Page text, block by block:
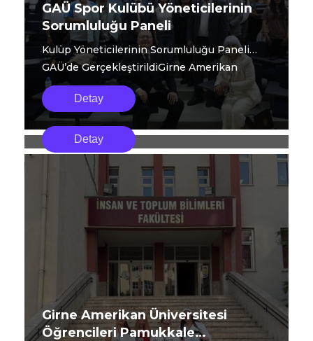
GAÜ Spor Kulübü Yöneticilerinin
Sorumluluğu Paneli
Kulüp Yöneticilerinin Sorumluluğu Paneli
GAÜ’de GerçekleştirildiGirne Amerikan
Üniversi...
Detay
Girne Amerikan Üniversitesi
Akademisyenleri Ege Üniversitesi
20. Kültürel Çalışmalar
Sempozyumu’na Katıldı
Girne American University akademisyenleri,
6–8 Mayıs 2026 tarihleri arasında Ege
University Edebiyat Fakültesi tarafından
düzenlenen 20. Kültürel Çalışmalar
Sempozyumu’na katıldı.
Detay
Girne Amerikan Üniversitesi
Öğrencileri Pamukkale